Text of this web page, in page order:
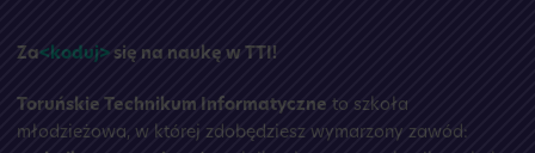
Za<koduj> się na naukę w TTI!
Toruńskie Technikum Informatyczne to szkoła
młodzieżowa, w której zdobędziesz wymarzony zawód: